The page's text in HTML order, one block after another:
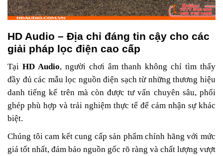
HD Audio – Địa chỉ đáng tin cậy cho các
giải pháp lọc điện cao cấp
Tại HD Audio, người chơi âm thanh không chỉ tìm thấy
đầy đủ các mẫu lọc nguồn điện sạch từ những thương hiệu
danh tiếng kể trên mà còn được tư vấn chuyên sâu, phối
ghép phù hợp và trải nghiệm thực tế để cảm nhận sự khác
biệt.
Chúng tôi cam kết cung cấp sản phẩm chính hãng với mức
giá tốt nhất, đảm bảo nguồn gốc rõ ràng và chất lượng vượt